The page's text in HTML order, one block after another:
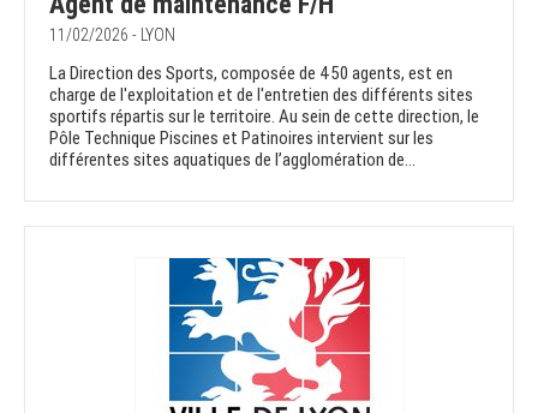
11/02/2026 - LYON
La Direction des Sports, composée de 450 agents, est en
charge de l'exploitation et de l'entretien des différents sites
sportifs répartis sur le territoire. Au sein de cette direction, le
Pôle Technique Piscines et Patinoires intervient sur les
différentes sites aquatiques de l’agglomération de...